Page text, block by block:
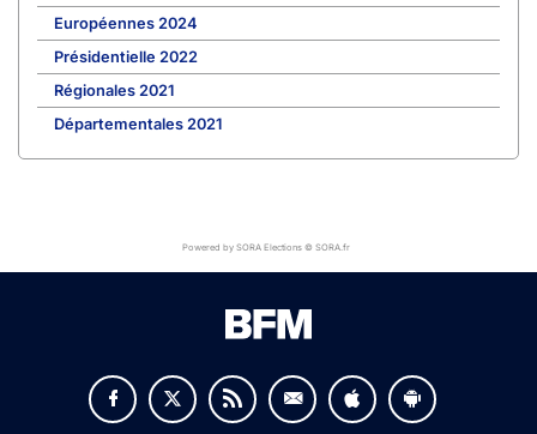
Européennes 2024
Présidentielle 2022
Régionales 2021
Départementales 2021
Powered by SORA Elections © SORA.fr